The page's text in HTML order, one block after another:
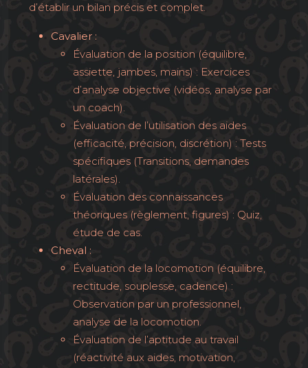
d’établir un bilan précis et complet.
Cavalier :
Évaluation de la position (équilibre,
assiette, jambes, mains) : Exercices
d’analyse objective (vidéos, analyse par
un coach).
Évaluation de l’utilisation des aides
(efficacité, précision, discrétion) : Tests
spécifiques (Transitions, demandes
latérales).
Évaluation des connaissances
théoriques (règlement, figures) : Quiz,
étude de cas.
Cheval :
Évaluation de la locomotion (équilibre,
rectitude, souplesse, cadence) :
Observation par un professionnel,
analyse de la locomotion.
Évaluation de l’aptitude au travail
(réactivité aux aides, motivation,